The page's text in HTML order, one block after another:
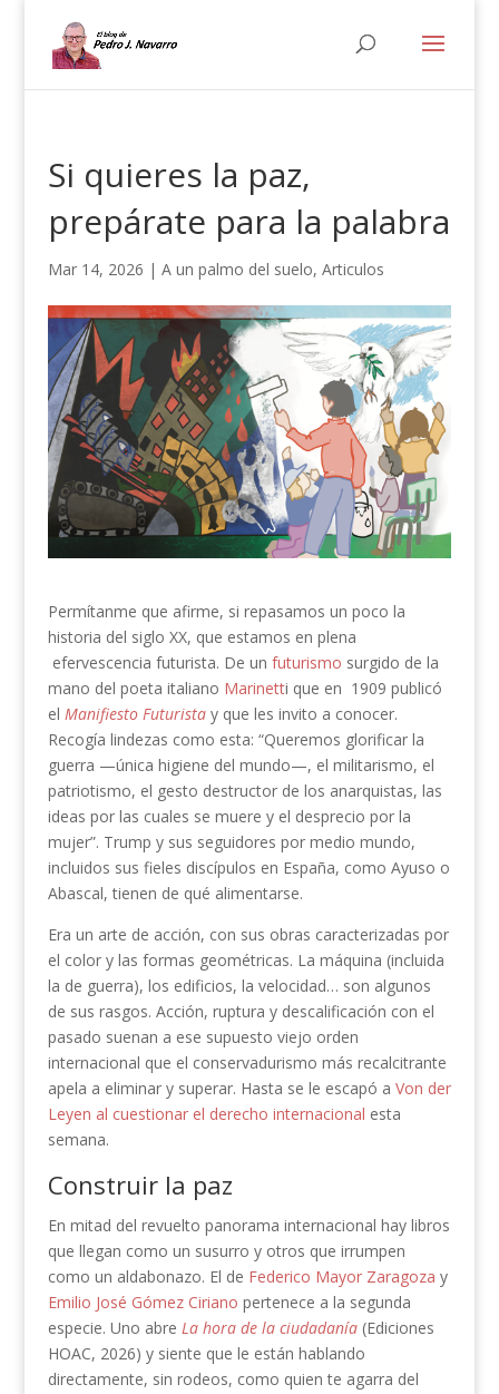
Si quieres la paz,
prepárate para la palabra
Mar 14, 2026 | A un palmo del suelo, Articulos
Permítanme que afirme, si repasamos un poco la
historia del siglo XX, que estamos en plena
efervescencia futurista. De un futurismo surgido de la
mano del poeta italiano Marinetti que en 1909 publicó
el Manifiesto Futuristay que les invito a conocer.
Recogía lindezas como esta: “Queremos glorificar la
guerra —única higiene del mundo—, el militarismo, el
patriotismo, el gesto destructor de los anarquistas, las
ideas por las cuales se muere y el desprecio por la
mujer”. Trump y sus seguidores por medio mundo,
incluidos sus fieles discípulos en España, como Ayuso o
Abascal, tienen de qué alimentarse.
Era un arte de acción, con sus obras caracterizadas por
el color y las formas geométricas. La máquina (incluida
la de guerra), los edificios, la velocidad… son algunos
de sus rasgos. Acción, ruptura y descalificación con el
pasado suenan a ese supuesto viejo orden
internacional que el conservadurismo más recalcitrante
apela a eliminar y superar. Hasta se le escapó a Von der
Leyen al cuestionar el derecho internacional esta
semana.
Construir la paz
En mitad del revuelto panorama internacional hay libros
que llegan como un susurro y otros que irrumpen
como un aldabonazo. El de Federico Mayor Zaragoza y
Emilio José Gómez Ciriano pertenece a la segunda
especie. Uno abre La hora de la ciudadanía(Ediciones
HOAC, 2026) y siente que le están hablando
directamente, sin rodeos, como quien te agarra del